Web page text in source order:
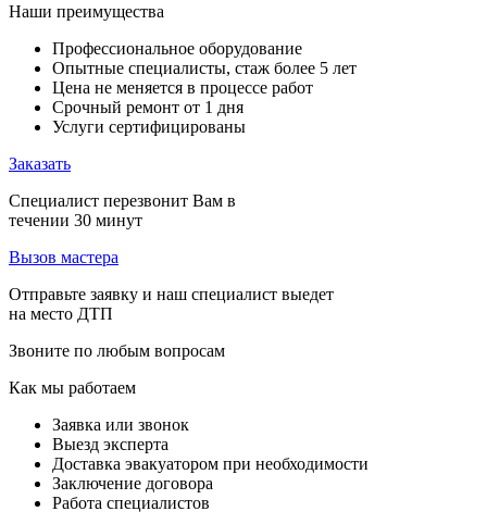
Наши преимущества
Профессиональное оборудование
Опытные специалисты, стаж более 5 лет
Цена не меняется в процессе работ
Срочный ремонт от 1 дня
Услуги сертифицированы
Заказать
Специалист перезвонит Вам в
течении 30 минут
Вызов мастера
Отправьте заявку и наш специалист выедет
на место ДТП
Звоните по любым вопросам
Как мы работаем
Заявка или звонок
Выезд эксперта
Доставка эвакуатором при необходимости
Заключение договора
Работа специалистов